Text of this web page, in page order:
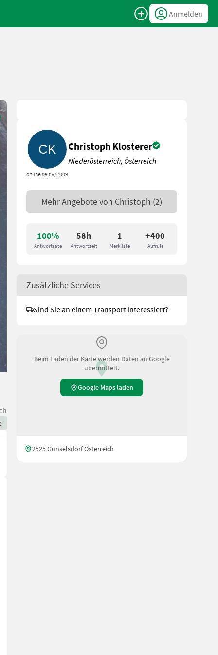
Anmelden
100%
Antwortrate
58h
Antwortzeit
1
Merkliste
+400
Aufrufe
online seit 9/2009
Christoph Klosterer
Niederösterreich, Österreich
Mehr Angebote von Christoph (2)
Zusätzliche Services
Sind Sie an einem Transport interessiert?
Beim Laden der Karte werden Daten an Google
übermittelt.
Google Maps laden
2525 Günselsdorf Österreich